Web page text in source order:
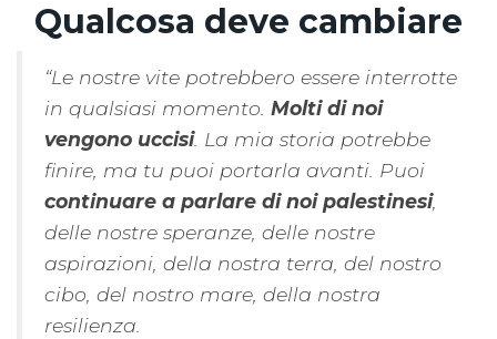
Qualcosa deve cambiare
“Le nostre vite potrebbero essere interrotte
in qualsiasi momento. Molti di noi
vengono uccisi. La mia storia potrebbe
finire, ma tu puoi portarla avanti. Puoi
continuare a parlare di noi palestinesi,
delle nostre speranze, delle nostre
aspirazioni, della nostra terra, del nostro
cibo, del nostro mare, della nostra
resilienza.